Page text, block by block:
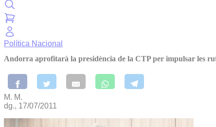
Política Nacional
Andorra aprofitarà la presidència de la CTP per impulsar les
M. M.
dg., 17/07/2011